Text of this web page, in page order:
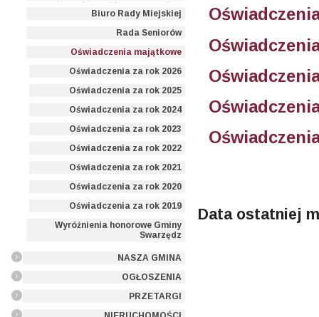
Biuro Rady Miejskiej
Rada Seniorów
Oświadczenia majątkowe
Oświadczenia za rok 2026
Oświadczenia za rok 2025
Oświadczenia za rok 2024
Oświadczenia za rok 2023
Oświadczenia za rok 2022
Oświadczenia za rok 2021
Oświadczenia za rok 2020
Oświadczenia za rok 2019
Wyróżnienia honorowe Gminy
Swarzędz
NASZA GMINA
OGŁOSZENIA
PRZETARGI
Data ostatniej